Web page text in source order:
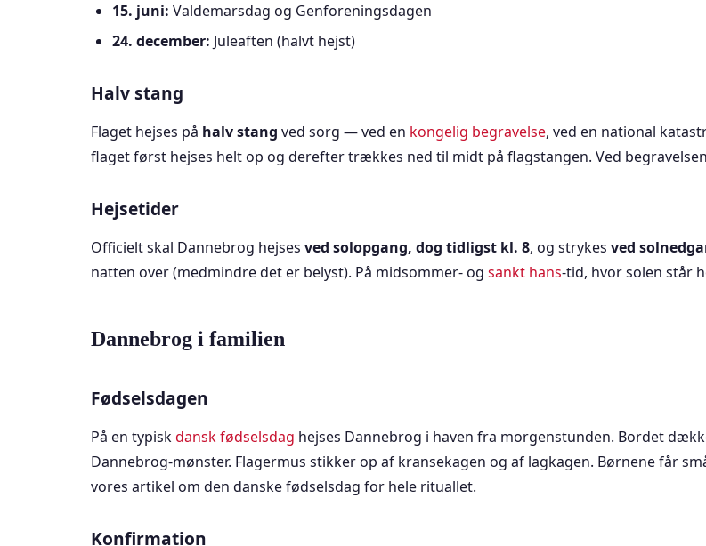
15. juni: Valdemarsdag og Genforeningsdagen
24. december: Juleaften (halvt hejst)
Halv stang
Flaget hejses på halv stang ved sorg — ved en kongelig begravelse, ved en national
flaget først hejses helt op og derefter trækkes ned til midt på flagstangen. Ved
Hejsetider
Officielt skal Dannebrog hejses ved solopgang, dog tidligst kl. 8, og strykes ved
natten over (medmindre det er belyst). På midsommer- og sankt hans-tid, hvor solen står
Dannebrog i familien
Fødselsdagen
På en typiskdansk fødselsdag hejses Dannebrog i haven fra morgenstunden. Bordet
Dannebrog-mønster. Flagermus stikker op af kransekagen og af lagkagen. Børnene får
vores artikel om den danske fødselsdag for hele rituallet.
Konfirmation